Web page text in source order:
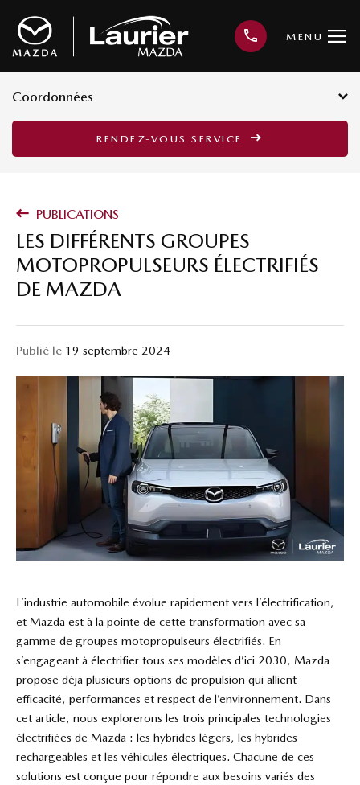
MENU
Coordonnées
3001, avenue Kepler, Québec G1X
RENDEZ-VOUS SERVICE
PUBLICATIONS
LES DIFFÉRENTS GROUPES
MOTOPROPULSEURS ÉLECTRIFIÉS
DE MAZDA
Publié le 19 septembre 2024
L’industrie automobile évolue rapidement vers l’électrification,
et Mazda est à la pointe de cette transformation avec sa
gamme de groupes motopropulseurs électrifiés. En
s’engageant à électrifier tous ses modèles d’ici 2030, Mazda
propose déjà plusieurs options de propulsion qui allient
efficacité, performances et respect de l’environnement. Dans
cet article, nous explorerons les trois principales technologies
électrifiées de Mazda : les hybrides légers, les hybrides
rechargeables et les véhicules électriques. Chacune de ces
solutions est conçue pour répondre aux besoins variés des